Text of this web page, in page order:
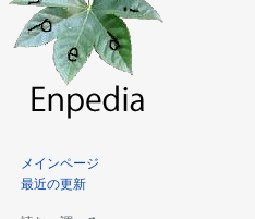
メインページ
最近の更新